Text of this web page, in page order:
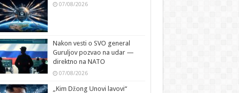
07/08/2026
Nakon vesti o SVO general
Guruljov pozvao na udar —
direktno na NATO
07/08/2026
„Kim Džong Unovi lavovi“